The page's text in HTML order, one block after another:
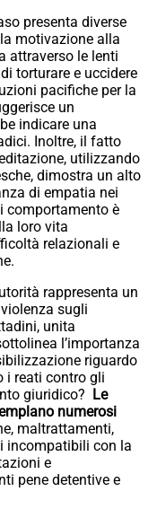
presenta diverse
motivazione alla
attraverso le lenti
torturare e uccidere
pacifiche per la
un
indicare una
Inoltre, il fatto
utilizzando
dimostra un alto
di empatia nei
comportamento è
loro vita
relazionali e
rappresenta un
sugli
unita
l’importanza
riguardo
i reati contro gli
giuridico? Le
numerosi
maltrattamenti,
incompatibili con la
e
pene detentive e